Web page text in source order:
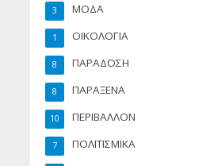
ΜΟΔΑ
3
ΟΙΚΟΛΟΓΙΑ
1
ΠΑΡΑΔΟΣΗ
8
ΠΑΡΑΞΕΝΑ
8
ΠΕΡΙΒΑΛΛΟΝ
10
ΠΟΛΙΤΙΣΜΙΚΑ
7